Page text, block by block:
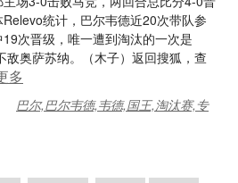
统计，巴尔韦德近20次带队参
次晋级，唯一遭到淘汰的一次是
敌奥萨苏纳。（木子）返回搜狐，查
多
巴尔,巴尔韦德,韦德,国王,淘汰赛,专